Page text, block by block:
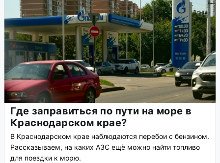
Где заправиться по пути на море в
Краснодарском крае?
В Краснодарском крае наблюдаются перебои с бензином.
Рассказываем, на каких АЗС ещё можно найти топливо
для поездки к морю.